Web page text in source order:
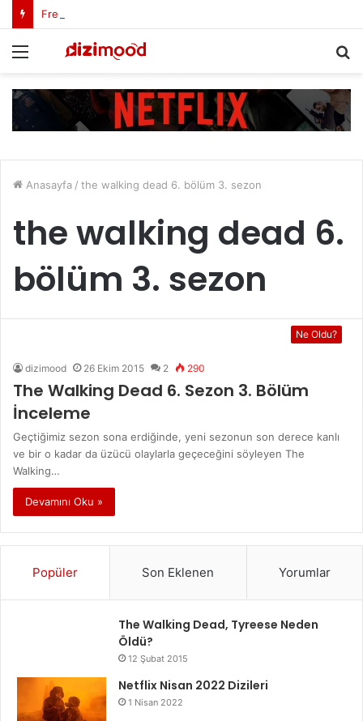
Freud Dizi Konusu Nedir?
Anasayfa / the walking dead 6. bölüm 3. sezon
the walking dead 6.
bölüm 3. sezon
Ne Oldu?
dizimood 26 Ekim 2015 2 290
The Walking Dead 6. Sezon 3. Bölüm
İnceleme
Geçtiğimiz sezon sona erdiğinde, yeni sezonun son derece kanlı
ve bir o kadar da üzücü olaylarla geçeceğini söyleyen The
Walking…
Devamını Oku »
Popüler Son Eklenen Yorumlar
The Walking Dead, Tyreese Neden
Öldü?
12 Şubat 2015
Netflix Nisan 2022 Dizileri
1 Nisan 2022